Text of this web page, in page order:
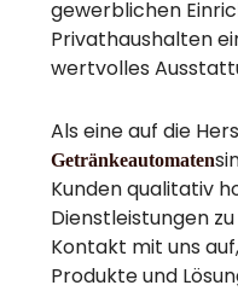
gewerblichen
Privathaushalten
wertvolles
Als eine auf die
Getränkeautomaten
Kunden qualitativ
Dienstleistungen
Kontakt mit uns
Produkte und